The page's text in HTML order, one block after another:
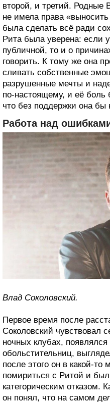
второй, и третий. Родные
не имела права
была сделать всё ради
Рита была уверена: если
публичной, то и о
говорить. К тому же она
сливать собственные
разрушенные мечты и
по-настоящему, и её боль
что без поддержки она бы
Работа над
Влад Соколовский.
Первое время после
Соколовский чувствовал
ночных клубах,
обольстительниц,
после этого он в какой-
помириться с Ритой и
категорическим отказом.
он понял, что на самом